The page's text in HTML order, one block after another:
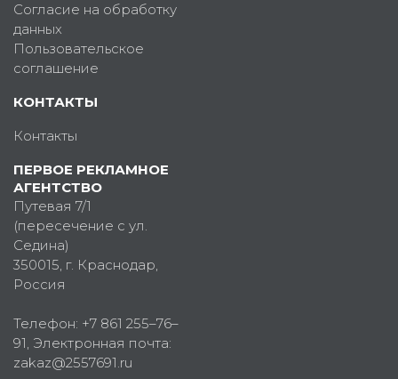
Согласие на обработку
данных
Пользовательское
соглашение
КОНТАКТЫ
Контакты
ПЕРВОЕ РЕКЛАМНОЕ
АГЕНТСТВО
Путевая 7/1
(пересечение с ул.
Седина)
350015, г. Краснодар,
Россия
Телефон: +7 861 255–76–
91, Электронная почта:
zakaz@2557691.ru